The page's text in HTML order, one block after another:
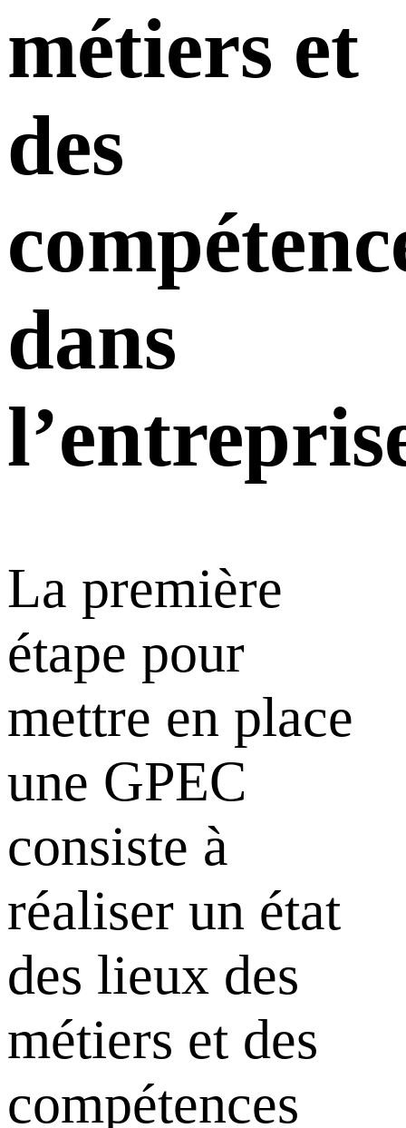
métiers et
des
dans
La première
étape pour
mettre en place
une GPEC
consiste à
réaliser un état
des lieux des
métiers et des
compétences